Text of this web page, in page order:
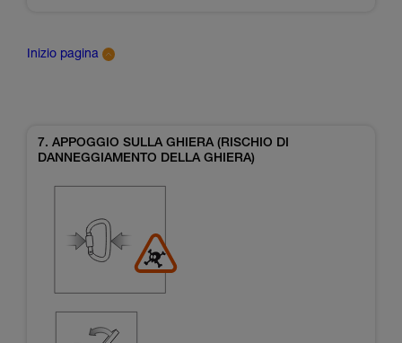
Inizio pagina
7. APPOGGIO SULLA GHIERA (RISCHIO DI
DANNEGGIAMENTO DELLA GHIERA)